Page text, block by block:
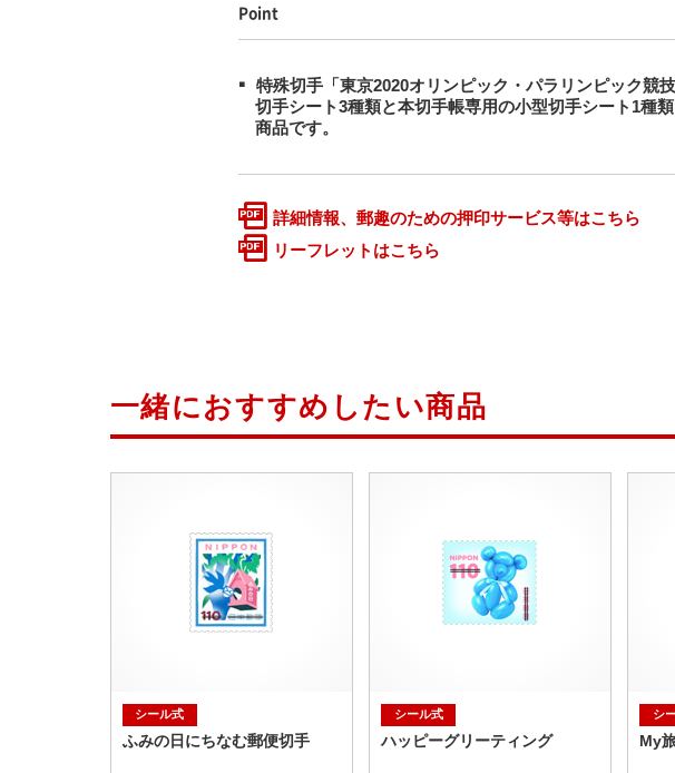
Point
特殊切手「東京2020オリンピック・パラリンピック競
切手シート3種類と本切手帳専用の小型切手シート1種
商品です。
詳細情報、郵趣のための押印サービス等はこちら
リーフレットはこちら
一緒におすすめしたい商品
シール式
ふみの日にちなむ郵便切手
シール式
ハッピーグリーティング
シ
My